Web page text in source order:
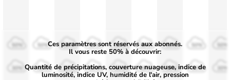
50%
30%
50%
30%
50%
30%
50%
30%
50%
30%
50%
30%
50%
30%
Ces paramètres sont réservés aux abonnés.
Il vous reste 50% à découvrir:
Quantité de précipitations, couverture nuageuse, indice de
luminosité, indice UV, humidité de l'air, pression